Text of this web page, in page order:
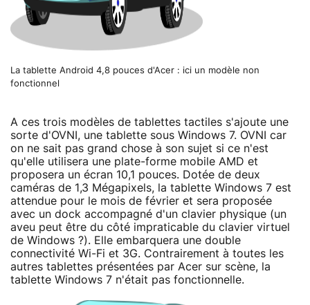
La tablette Android 4,8 pouces d'Acer : ici un modèle non
fonctionnel
A ces trois modèles de tablettes tactiles s'ajoute une
sorte d'OVNI, une tablette sous Windows 7. OVNI car
on ne sait pas grand chose à son sujet si ce n'est
qu'elle utilisera une plate-forme mobile AMD et
proposera un écran 10,1 pouces. Dotée de deux
caméras de 1,3 Mégapixels, la tablette Windows 7 est
attendue pour le mois de février et sera proposée
avec un dock accompagné d'un clavier physique (un
aveu peut être du côté impraticable du clavier virtuel
de Windows ?). Elle embarquera une double
connectivité Wi-Fi et 3G. Contrairement à toutes les
autres tablettes présentées par Acer sur scène, la
tablette Windows 7 n'était pas fonctionnelle.